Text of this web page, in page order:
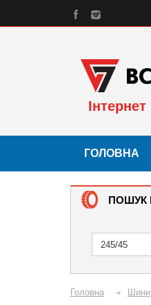
ГОЛОВНА
ПОШУК
245/45
Головна Шини